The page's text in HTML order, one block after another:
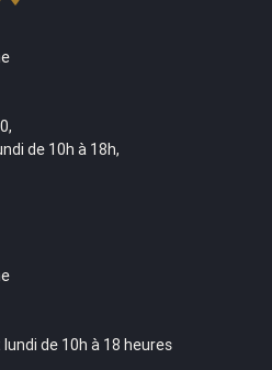
de 10h à 18h,
de 10h à 18 heures